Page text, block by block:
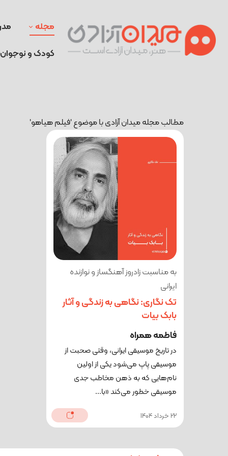
مجله
کودک و نوجوان
مطالب مجله میدان آزادی با موضوع 'فیلم هیاهو'
به مناسبت زادروز آهنگساز و نوازنده
ایرانی
تک نگاری: نگاهی به زندگی و آثار
بابک بیات
فاطمه همراه
در تاریخ موسیقی ایرانی، وقتی صحبت از
موسیقی پاپ می‌‌شود یکی از اولین
نام‌هایی که به ذهن مخاطب جدی
موسیقی خطور می‌کند «با...
22 خرداد 1404